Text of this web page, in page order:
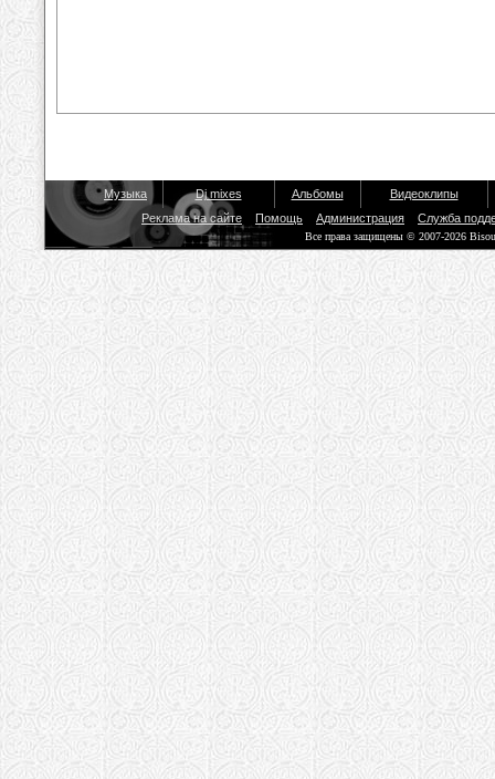
Музыка Dj mixes Альбомы
Видеоклипы
Реклама на сайте
Помощь Администрация Служба
Все права защищены © 2007-2026